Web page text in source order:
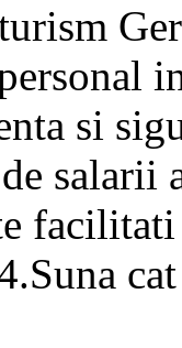
si
salarii